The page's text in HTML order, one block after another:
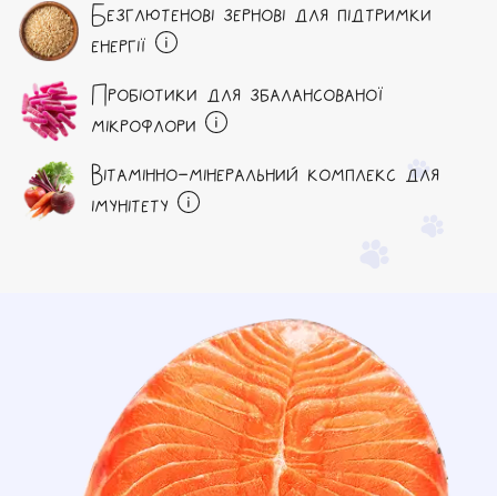
Безглютенові зернові для підтримки
енергії
Пробіотики для збалансованої
мікрофлори
Вітамінно-мінеральний комплекс для
імунітету